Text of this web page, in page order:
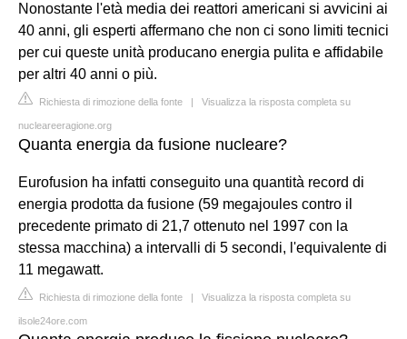
Nonostante l'età media dei reattori americani si avvicini ai
40 anni, gli esperti affermano che non ci sono limiti tecnici
per cui queste unità producano energia pulita e affidabile
per altri 40 anni o più.
Richiesta di rimozione della fonte Visualizza la risposta completa su
nucleareeragione.org
Quanta energia da fusione nucleare?
Eurofusion ha infatti conseguito una quantità record di
energia prodotta da fusione (59 megajoules contro il
precedente primato di 21,7 ottenuto nel 1997 con la
stessa macchina) a intervalli di 5 secondi, l'equivalente di
11 megawatt.
Richiesta di rimozione della fonte Visualizza la risposta completa su
ilsole24ore.com